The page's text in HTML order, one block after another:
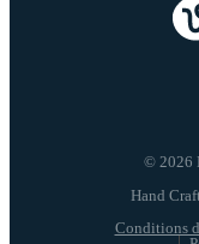
© 2026
Conditions